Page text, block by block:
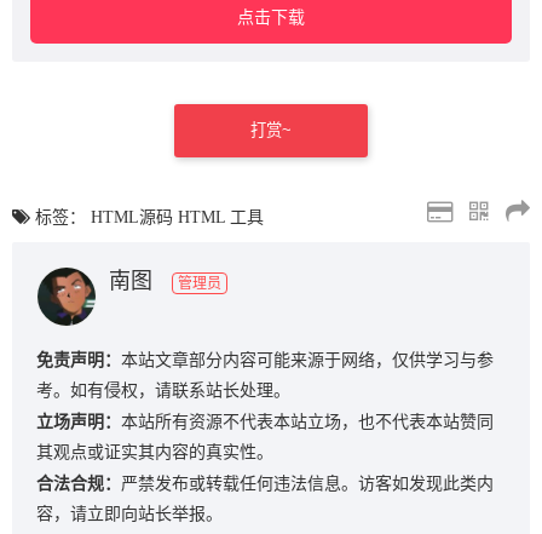
点击下载
打赏~
标签： HTML源码 HTML 工具
南图 管理员
免责声明： 本站文章部分内容可能来源于网络，仅供学习与参
考。如有侵权，请联系站长处理。
立场声明： 本站所有资源不代表本站立场，也不代表本站赞同
其观点或证实其内容的真实性。
合法合规： 严禁发布或转载任何违法信息。访客如发现此类内
容，请立即向站长举报。